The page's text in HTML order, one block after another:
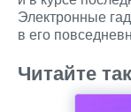
Электронные
в его
Читайте